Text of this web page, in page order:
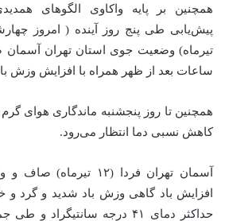
همچنین بر پایه واکاوی الگوهای
تیرماه) وضعیت جوی استان تهران
ساعات بعد از ظهر همراه با افزایش وزش
همچنین تا روز پنجشنبه ماندگاری هوای
کاهش نسبی دما انتظار می‌رود.
آسمان تهران فردا (۱۲